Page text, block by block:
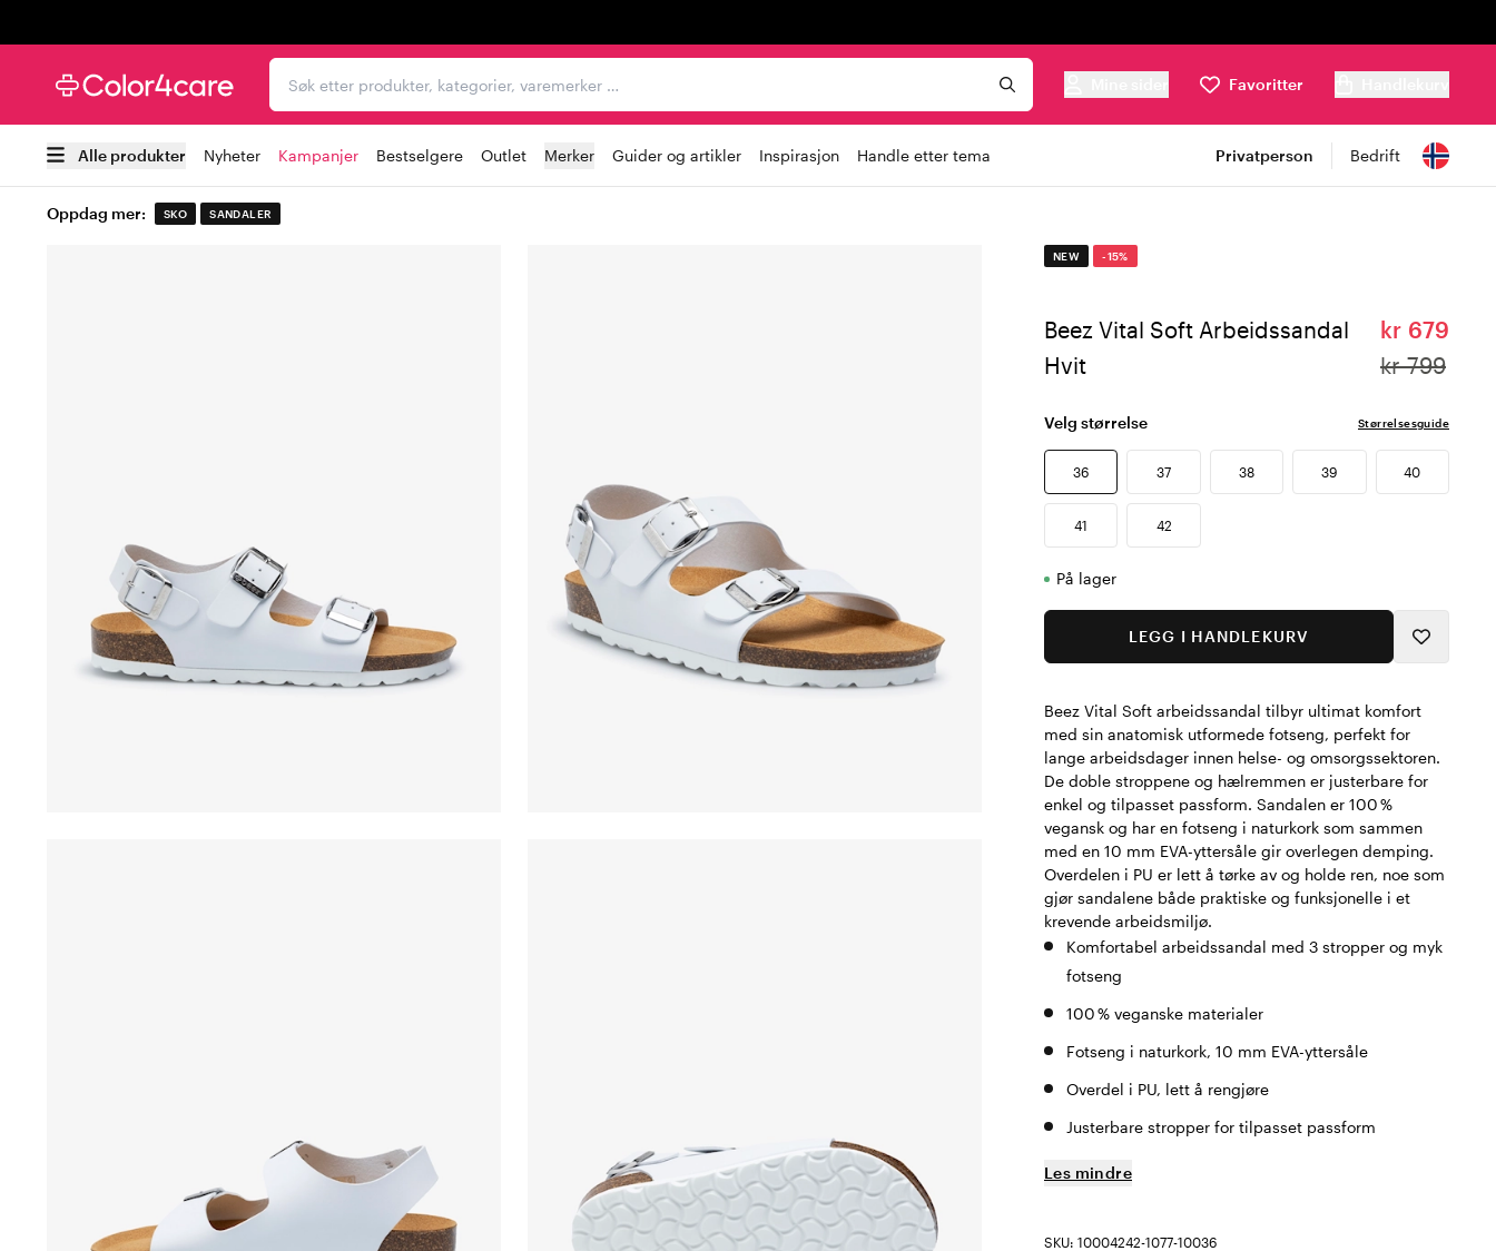
Søk etter produkter, kategorier, varemerker …
Favoritter
Alle produkter Nyheter Kampanjer Bestselgere Outlet Merker Guider og artikler Inspirasjon Handle etter tema Privatperson Bedrift
Oppdag mer: SKO SANDALER
NEW -15%
Beez Vital Soft Arbeidssandal
Hvit
kr 679
kr 799
Velg størrelse Størrelsesguide
36 37 38 39 40
41 42
På lager
LEGG I HANDLEKURV
Beez Vital Soft arbeidssandal tilbyr ultimat komfort
med sin anatomisk utformede fotseng, perfekt for
lange arbeidsdager innen helse- og omsorgssektoren.
De doble stroppene og hælremmen er justerbare for
enkel og tilpasset passform. Sandalen er 100 %
vegansk og har en fotseng i naturkork som sammen
med en 10 mm EVA-yttersåle gir overlegen demping.
Overdelen i PU er lett å tørke av og holde ren, noe som
gjør sandalene både praktiske og funksjonelle i et
krevende arbeidsmiljø.
Komfortabel arbeidssandal med 3 stropper og myk
fotseng
100 % veganske materialer
Fotseng i naturkork, 10 mm EVA-yttersåle
Overdel i PU, lett å rengjøre
Justerbare stropper for tilpasset passform
Les mindre
SKU: 10004242-1077-10036